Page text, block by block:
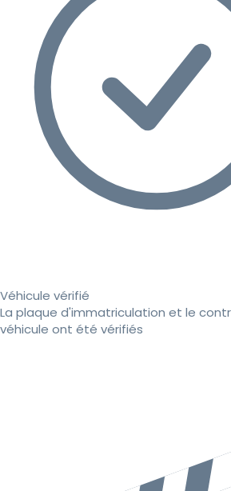
Véhicule vérifié
La plaque d'immatriculation et le
véhicule ont été vérifiés